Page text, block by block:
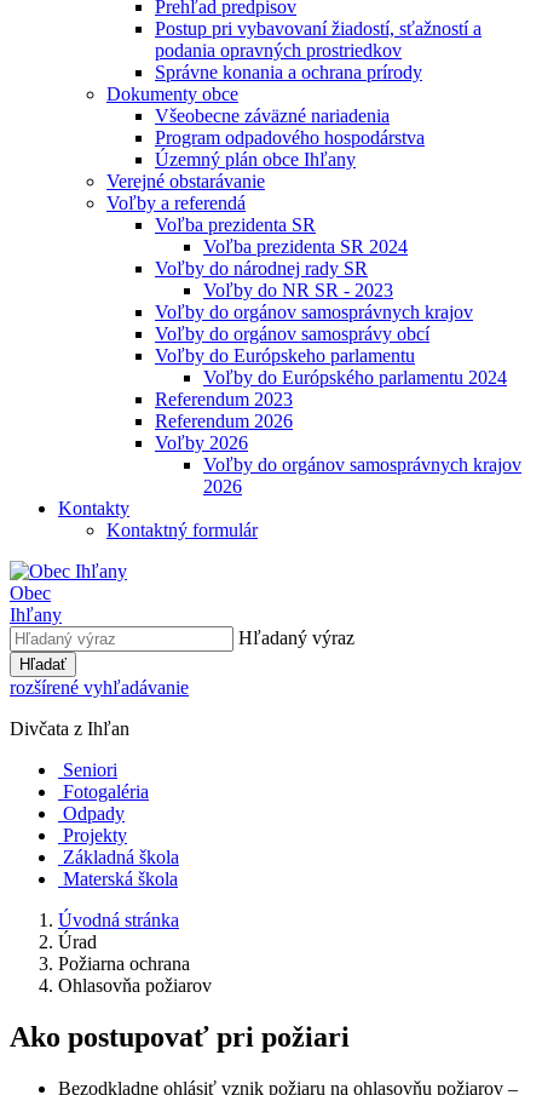
Prehľad predpisov
Postup pri vybavovaní žiadostí, sťažností a
podania opravných prostriedkov
Správne konania a ochrana prírody
Dokumenty obce
Všeobecne záväzné nariadenia
Program odpadového hospodárstva
Územný plán obce Ihľany
Verejné obstarávanie
Voľby a referendá
Voľba prezidenta SR
Voľba prezidenta SR 2024
Voľby do národnej rady SR
Voľby do NR SR - 2023
Voľby do orgánov samosprávnych krajov
Voľby do orgánov samosprávy obcí
Voľby do Európskeho parlamentu
Voľby do Európského parlamentu 2024
Referendum 2023
Referendum 2026
Voľby 2026
Voľby do orgánov samosprávnych krajov
2026
Kontakty
Kontaktný formulár
Obec
Ihľany
Hľadaný výraz
Hľadať
rozšírené vyhľadávanie
Divčata z Ihľan
Seniori
Fotogaléria
Odpady
Projekty
Základná škola
Materská škola
Úvodná stránka
Úrad
Požiarna ochrana
Ohlasovňa požiarov
Ako postupovať pri požiari
Bezodkladne ohlásiť vznik požiaru na ohlasovňu požiarov –